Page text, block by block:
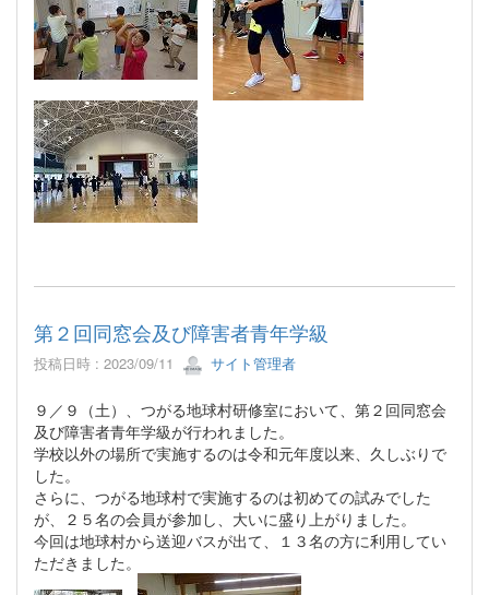
第２回同窓会及び障害者青年学級
投稿日時 : 2023/09/11 サイト管理者
９／９（土）、つがる地球村研修室において、第２回同窓会
及び障害者青年学級が行われました。
学校以外の場所で実施するのは令和元年度以来、久しぶりで
した。
さらに、つがる地球村で実施するのは初めての試みでした
が、２５名の会員が参加し、大いに盛り上がりました。
今回は地球村から送迎バスが出て、１３名の方に利用してい
ただきました。